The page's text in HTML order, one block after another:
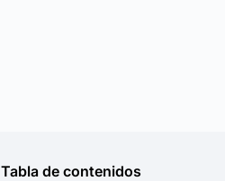
Tabla de contenidos